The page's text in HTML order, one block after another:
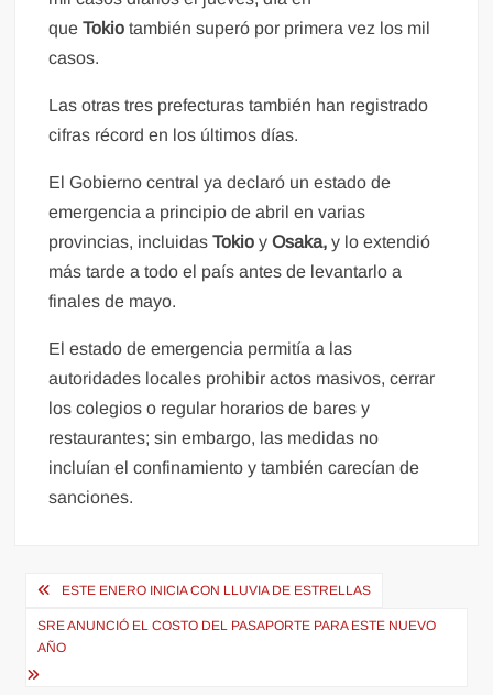
queTokio también superó por primera vez los mil
casos.
Las otras tres prefecturas también han registrado
cifras récord en los últimos días.
El Gobierno central ya declaró un estado de
emergencia a principio de abril en varias
provincias, incluidasTokio yOsaka, y lo extendió
más tarde a todo el país antes de levantarlo a
finales de mayo.
El estado de emergencia permitía a las
autoridades locales prohibir actos masivos, cerrar
los colegios o regular horarios de bares y
restaurantes; sin embargo, las medidas no
incluían el confinamiento y también carecían de
sanciones.
Navegación
de
entradas
ESTE ENERO INICIA CON LLUVIA DE ESTRELLAS
SRE ANUNCIÓ EL COSTO DEL PASAPORTE PARA ESTE NUEVO
AÑO